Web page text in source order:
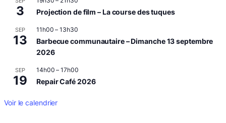
3 Projection de film – La course des tuques
SEP
13
11h00 –13h30
Barbecue communautaire – Dimanche 13 septembre
2026
SEP
19
14h00 –17h00
Repair Café 2026
Voir le calendrier